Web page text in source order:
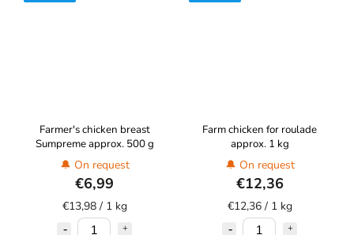
Farmer's chicken breast
Sumpreme approx. 500 g
🔔 On request
€6,99
€13,98 / 1 kg
Farm chicken for roulade
approx. 1 kg
🔔 On request
€12,36
€12,36 / 1 kg